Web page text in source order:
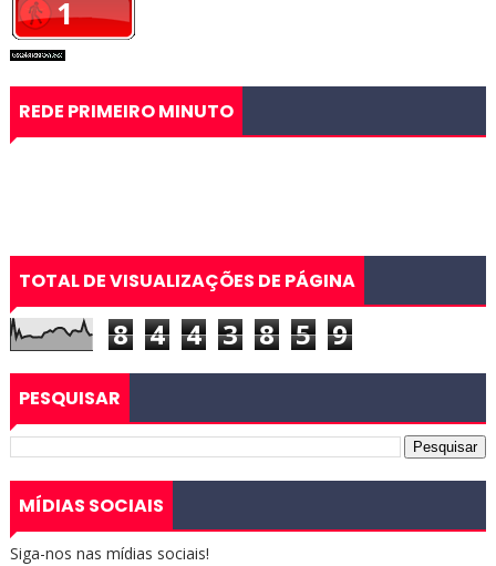
REDE PRIMEIRO MINUTO
TOTAL DE VISUALIZAÇÕES DE PÁGINA
8 4 4 3 8 5 9
PESQUISAR
MÍDIAS SOCIAIS
Siga-nos nas mídias sociais!